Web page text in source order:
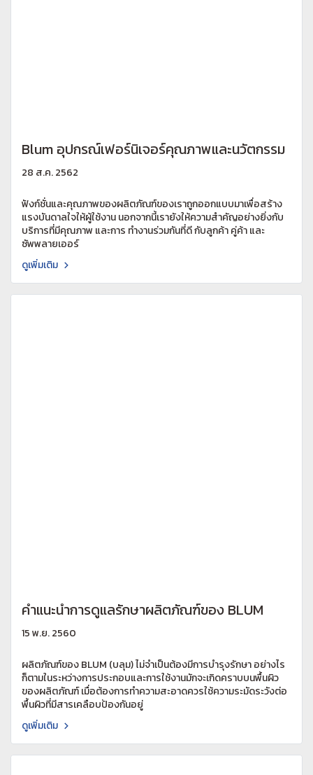
Blum อุปกรณ์เฟอร์นิเจอร์คุณภาพและนวัตกรรม
28 ส.ค. 2562
ฟังก์ชั่นและคุณภาพของผลิตภัณฑ์ของเราถูกออกแบบมาเพื่อสร้าง
แรงบันดาลใจให้ผู้ใช้งาน นอกจากนี้เรายังให้ความสำคัญอย่างยิ่งกับ
บริการที่มีคุณภาพ และการ ทำงานร่วมกันที่ดี กับลูกค้า คู่ค้า และ
ซัพพลายเออร์
ดูเพิ่มเติม
คำแนะนำการดูแลรักษาผลิตภัณฑ์ของ BLUM
15 พ.ย. 2560
ผลิตภัณฑ์ของ BLUM (บลุม) ไม่จำเป็นต้องมีการบำรุงรักษา อย่างไร
ก็ตามในระหว่างการประกอบและการใช้งานมักจะเกิดคราบบนพื้นผิว
ของผลิตภัณฑ์ เมื่อต้องการทำความสะอาดควรใช้ความระมัดระวังต่อ
พื้นผิวที่มีสารเคลือบป้องกันอยู่
ดูเพิ่มเติม